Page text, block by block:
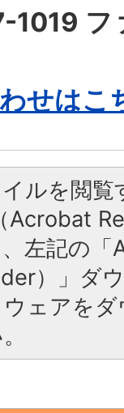
1019
せはこ
ルを閲
Acrobat
左記の「
）」ダ
ェアを